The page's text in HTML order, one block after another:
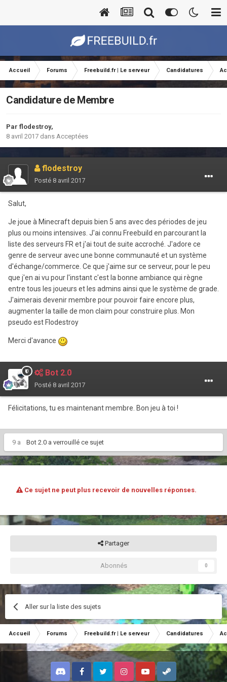
Accueil Forums Freebuild.fr | Le serveur Candidatures
Candidature de Membre
Par flodestroy,
8 avril 2017 dans Acceptées
flodestroy
Posté 8 avril 2017
Salut,
Je joue à Minecraft depuis bien 5 ans avec des périodes de jeu
plus ou moins intensives. J'ai connu Freebuild en parcourant la
liste des serveurs FR et j'ai tout de suite accroché. J'adore ce
genre de serveur avec une bonne communauté et un système
d'échange/commerce. Ce que j'aime sur ce serveur, pour le peu
que j'en ai vu pour l'instant c'est la bonne ambiance qui règne
entre tous les joueurs et les admins ainsi que le système de grade.
J'aimerais devenir membre pour pouvoir faire encore plus,
augmenter la taille de mon claim pour construire plus. Mon
pseudo est Flodestroy
Merci d'avance
Bot 2.0
Posté 8 avril 2017
Félicitations, tu es maintenant membre. Bon jeu à toi !
9 a Bot 2.0 a verrouillé ce sujet
Ce sujet ne peut plus recevoir de nouvelles réponses.
Partager
Abonnés 0
Aller sur la liste des sujets
Accueil Forums Freebuild.fr | Le serveur Candidatures
Discord FacebookTwitter InstagramYoutubeSteam